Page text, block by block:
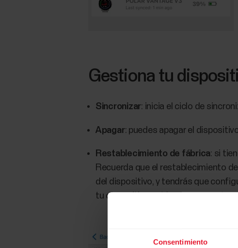
Consentimiento
Gestiona tu
Sincronizar: inicia el ciclo de
Apagar: puedes apagar el
Restablecimiento de fábrica: si
Recuerda que el restablecimiento
del dispositivo, y tendrás que
tu dispositivo están seguros en tu